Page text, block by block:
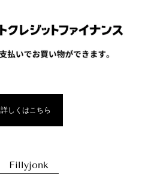
詳しくはこちら
Fillyjonk